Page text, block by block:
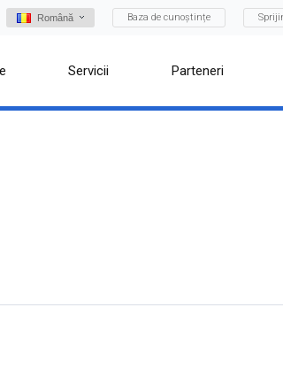
Română Baza de cunoștințe
Servicii Parteneri